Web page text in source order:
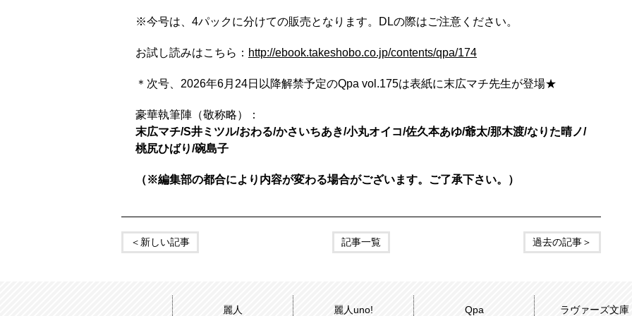
※今号は、4パックに分けての販売となります。DLの際はご注意ください。
お試し読みはこちら： http://ebook.takeshobo.co.jp/contents/qpa/174
＊次号、2026年6月24日以降解禁予定のQpa vol.175は表紙に末広マチ先生が登場★
豪華執筆陣（敬称略）：
末広マチ/S井ミツル/おわる/かさいちあき/小丸オイコ/佐久本あゆ/爺太/那木渡/なりた晴ノ/
桃尻ひばり/碗島子
（※編集部の都合により内容が変わる場合がございます。ご了承下さい。）
＜新しい記事 過去の記事＞
記事一覧
麗人 麗人uno! Qpa ラヴァーズ文庫